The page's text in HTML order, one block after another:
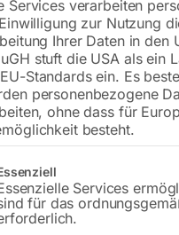
Services verarbeiten
zur Nutzung
Ihrer Daten in den
stuft die USA als ein
Standards ein. Es
personenbezogene
ohne dass für
besteht.
eine Liste der Service-
Services
für das